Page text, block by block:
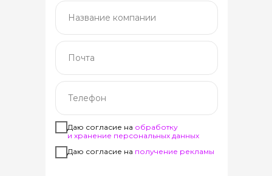
Даю согласие на обработку
и хранение персональных данных
Даю согласие на получение рекламы